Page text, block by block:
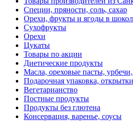
Специи, пряности, соль, сахар
Орехи, фрукты и ягоды в
Сухофрукты
Орехи
Цукаты
Товары по акции
Диетические продукты
Масла, ореховые пасты,
Подарочная упаковка, открытки
Вегетарианство
Постные продукты
Продукты без глютена
Консервация, варенье, соусы